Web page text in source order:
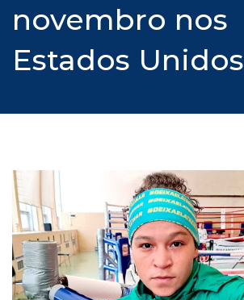
novembro nos
Estados Unidos